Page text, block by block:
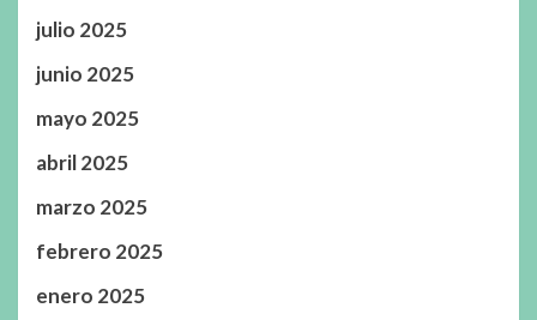
julio 2025
junio 2025
mayo 2025
abril 2025
marzo 2025
febrero 2025
enero 2025